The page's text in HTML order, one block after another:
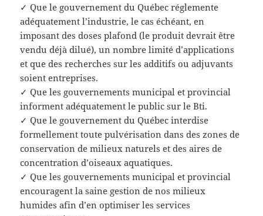
✓ Que le gouvernement du Québec réglemente
adéquatement l’industrie, le cas échéant, en
imposant des doses plafond (le produit devrait être
vendu déjà dilué), un nombre limité d’applications
et que des recherches sur les additifs ou adjuvants
soient entreprises.
✓ Que les gouvernements municipal et provincial
informent adéquatement le public sur le Bti.
✓ Que le gouvernement du Québec interdise
formellement toute pulvérisation dans des zones de
conservation de milieux naturels et des aires de
concentration d’oiseaux aquatiques.
✓ Que les gouvernements municipal et provincial
encouragent la saine gestion de nos milieux
humides afin d’en optimiser les services